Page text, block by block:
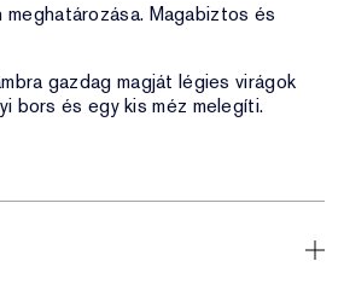
Magabiztos és
gazdag magját légies virágok
bors és egy kis méz melegíti.